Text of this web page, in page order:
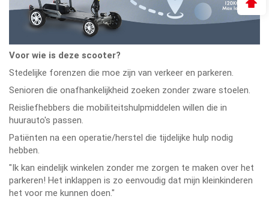
Voor wie is deze scooter?
Stedelijke forenzen die moe zijn van verkeer en parkeren.
Senioren die onafhankelijkheid zoeken zonder zware stoelen.
Reisliefhebbers die mobiliteitshulpmiddelen willen die in
huurauto's passen.
Patiënten na een operatie/herstel die tijdelijke hulp nodig
hebben.
"Ik kan eindelijk winkelen zonder me zorgen te maken over het
parkeren! Het inklappen is zo eenvoudig dat mijn kleinkinderen
het voor me kunnen doen."